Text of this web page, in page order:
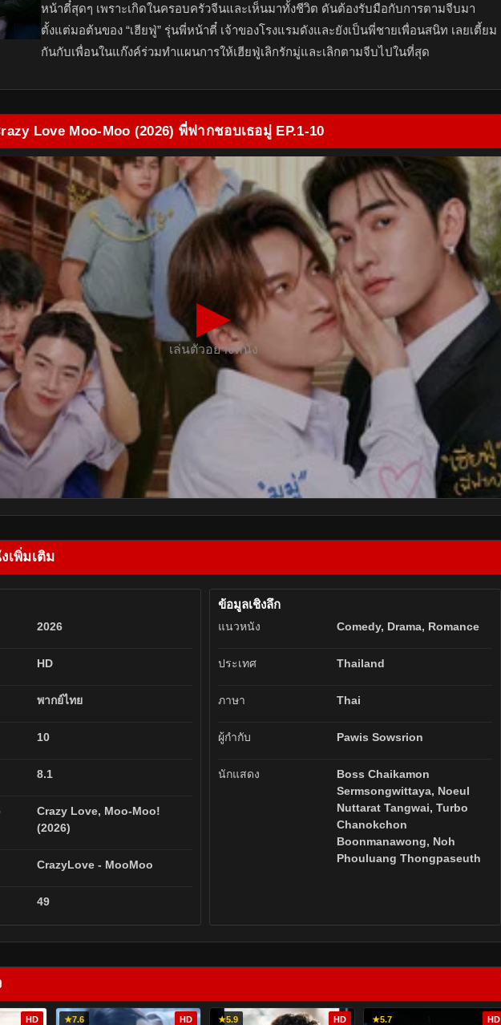
หน้าตี๋สุดๆ เพราะเกิดในครอบครัวจีนและเห็นมาทั้งชีวิต ดันต้องรับมือกับการตามจีบมา
ตั้งแต่มอต้นของ “เฮียฟู่” รุ่นพี่หน้าตี๋ เจ้าของโรงแรมดังและยังเป็นพี่ชายเพื่อนสนิท เลยเตี้ยม
กันกับเพื่อนในแก๊งค์ร่วมทําแผนการให้เฮียฟู่เลิกรักมู่และเลิกตามจีบไปในที่สุด
Love Moo-Moo (2026) พี่ฟากชอบเธอมู่ EP.1-10
▶
เล่นตัวอย่างหนัง
เพิ่มเติม
2026
HD
พากย์ไทย
10
8.1
Crazy Love, Moo-Moo!
(2026)
CrazyLove - MooMoo
49
ข้อมูลเชิงลึก
แนวหนัง Comedy, Drama, Romance
ประเทศ Thailand
ภาษา Thai
ผู้กำกับ Pawis Sowsrion
นักแสดง
Boss Chaikamon
Sermsongwittaya, Noeul
Nuttarat Tangwai, Turbo
Chanokchon
Boonmanawong, Noh
Phouluang Thongpaseuth
HD ★7.6 HD ★5.9 HD ★5.7 HD